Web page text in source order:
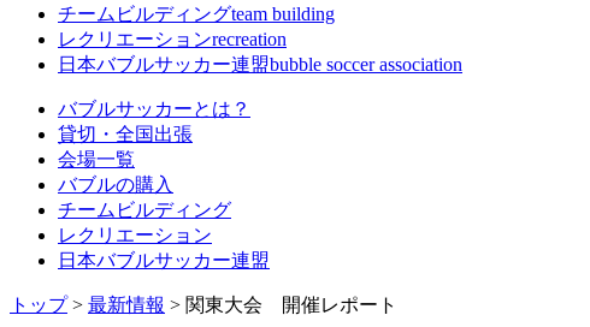
チームビルディングteam building
レクリエーションrecreation
日本バブルサッカー連盟bubble soccer association
バブルサッカーとは？
貸切・全国出張
会場一覧
バブルの購入
チームビルディング
レクリエーション
日本バブルサッカー連盟
トップ> 最新情報 > 関東大会 開催レポート